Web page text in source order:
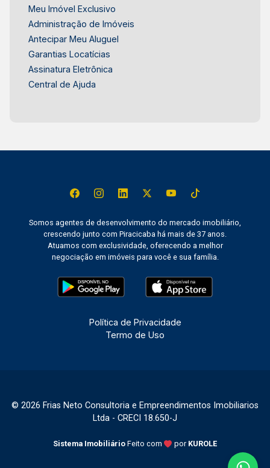
Meu Imóvel Exclusivo
Administração de Imóveis
Antecipar Meu Aluguel
Garantias Locatícias
Assinatura Eletrônica
Central de Ajuda
Somos agentes de desenvolvimento do mercado imobiliário,
crescendo junto com Piracicaba há mais de 37 anos.
Atuamos com exclusividade, oferecendo a melhor
negociação em imóveis para você e sua família.
Política de Privacidade
Termo de Uso
© 2026 Frias Neto Consultoria e Empreendimentos Imobiliarios
Ltda - CRECI 18.650-J
Sistema Imobiliário Feito com por KUROLE